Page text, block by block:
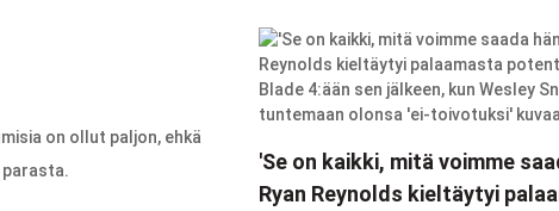
on ollut paljon, ehkä
'Se on kaikki, mitä voimme
Ryan Reynolds kieltäytyi